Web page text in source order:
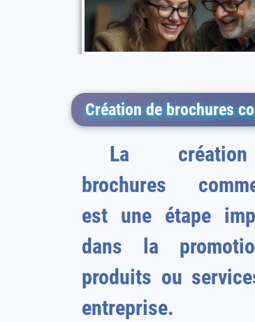
Création de brochures
La
brochures
est une étape
dans la promotion
produits ou
entreprise.